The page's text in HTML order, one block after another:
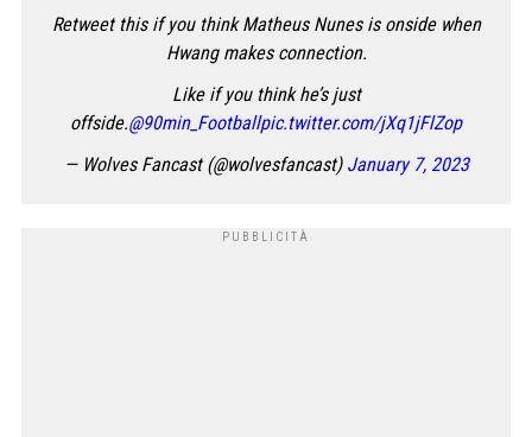
Retweet this if you think Matheus Nunes is onside when
Hwang makes connection.
Like if you think he’s just
offside.@90min_Footballpic.twitter.com/jXq1jFlZop
— Wolves Fancast (@wolvesfancast) January 7, 2023